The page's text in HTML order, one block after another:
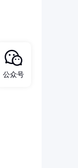
公众号